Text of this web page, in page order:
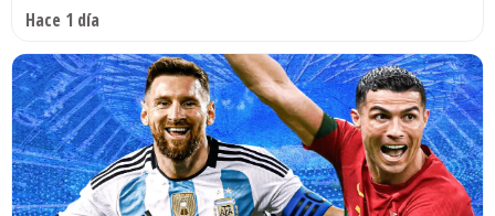
Hace 1 día